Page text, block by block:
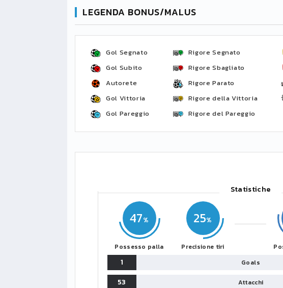
LEGENDA BONUS/MALUS
Gol Segnato
Gol Subito
Autorete
Gol Vittoria
Gol Pareggio
Rigore Segnato
Rigore Sbagliato
Rigore Parato
Rigore della Vittoria
Rigore del Pareggio
Statistiche
47
Possesso palla
25
Precisione tiri
1 Goals
53
Attacchi
Monaco 34 67
Brest 34
Lille
3